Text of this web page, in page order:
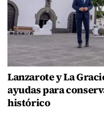
Lanzarote y La
ayudas para
histórico